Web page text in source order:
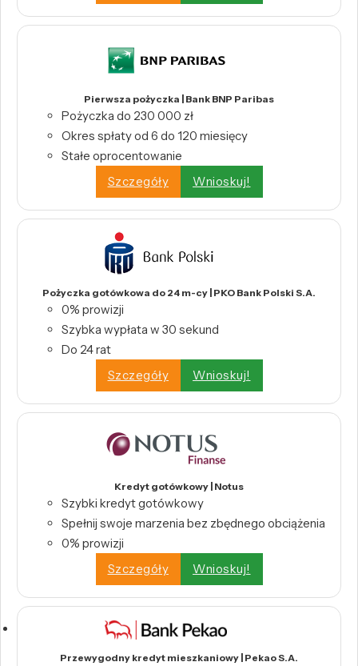
Pierwsza pożyczka | Bank BNP Paribas
Pożyczka do 230 000 zł
Okres spłaty od 6 do 120 miesięcy
Stałe oprocentowanie
Szczegóły
Wnioskuj!
Pożyczka gotówkowa do 24 m-cy | PKO Bank Polski S.A.
0% prowizji
Szybka wypłata w 30 sekund
Do 24 rat
Szczegóły
Wnioskuj!
Kredyt gotówkowy | Notus
Szybki kredyt gotówkowy
Spełnij swoje marzenia bez zbędnego obciążenia
0% prowizji
Szczegóły
Wnioskuj!
Przewygodny kredyt mieszkaniowy | Pekao S.A.